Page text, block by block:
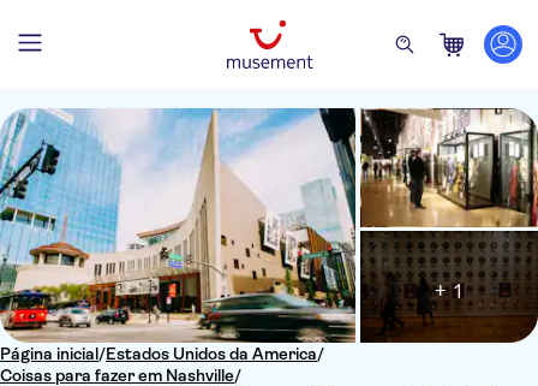
Página inicial/Estados Unidos da America/
Coisas para fazer em Nashville/
+ 1